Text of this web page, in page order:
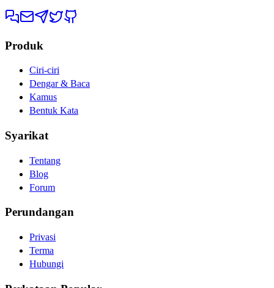
Produk
Ciri-ciri
Dengar & Baca
Kamus
Bentuk Kata
Syarikat
Tentang
Blog
Forum
Perundangan
Privasi
Terma
Hubungi